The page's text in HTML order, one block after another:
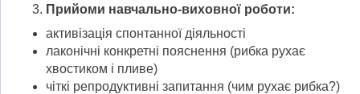
Прийоми навчально-виховної роботи:
активізація спонтанної діяльності
лаконічні конкретні пояснення (рибка рухає
хвостиком і пливе)
чіткі репродуктивні запитання (чим рухає рибка?)